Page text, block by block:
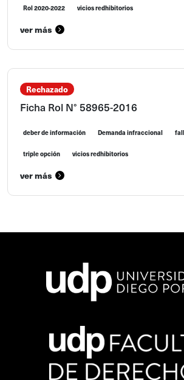
Rol 2020-2022 vicios redhibitorios
ver más
Rechazado
Ficha Rol N° 58965-2016
deber de información Demanda infraccional
triple opción vicios redhibitorios
ver más